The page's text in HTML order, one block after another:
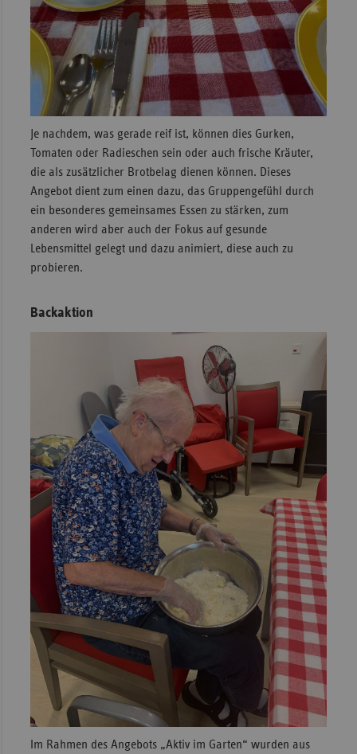
Je nachdem, was gerade reif ist, können dies Gurken,
Tomaten oder Radieschen sein oder auch frische Kräuter,
die als zusätzlicher Brotbelag dienen können. Dieses
Angebot dient zum einen dazu, das Gruppengefühl durch
ein besonderes gemeinsames Essen zu stärken, zum
anderen wird aber auch der Fokus auf gesunde
Lebensmittel gelegt und dazu animiert, diese auch zu
probieren.
Backaktion
Im Rahmen des Angebots „Aktiv im Garten“ wurden aus